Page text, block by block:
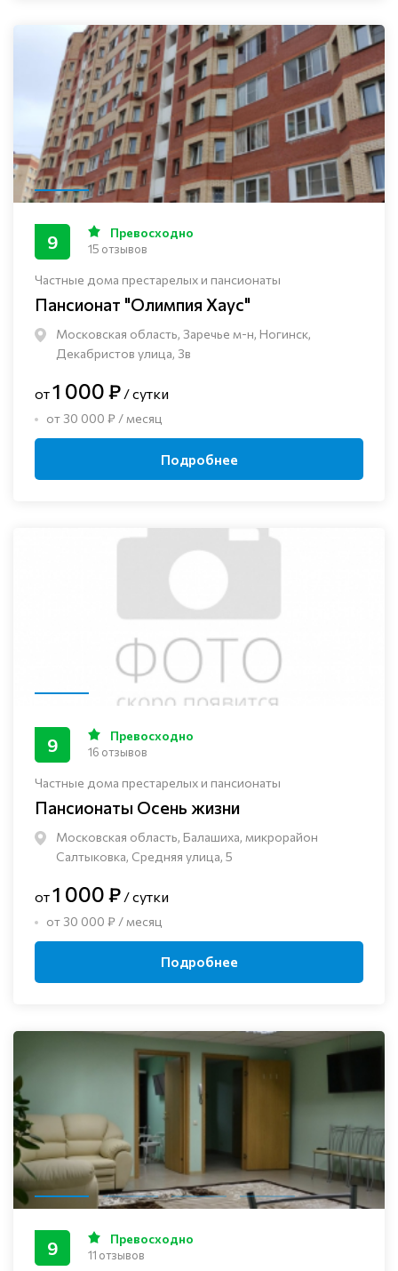
Частные дома престарелых и пансионаты
Пансионат "Олимпия Хаус"
Московская область, Заречье м-н, Ногинск, ​
Декабристов улица, 3в
9 Превосходно
15 отзывов
от1 000 ₽ / сутки
от 30 000 ₽ / месяц
Подробнее
Частные дома престарелых и пансионаты
Пансионаты Осень жизни
Московская область, Балашиха, микрорайон
Салтыковка, Средняя улица, 5
9 Превосходно
16 отзывов
от1 000 ₽ / сутки
от 30 000 ₽ / месяц
Подробнее
9 Превосходно
11 отзывов